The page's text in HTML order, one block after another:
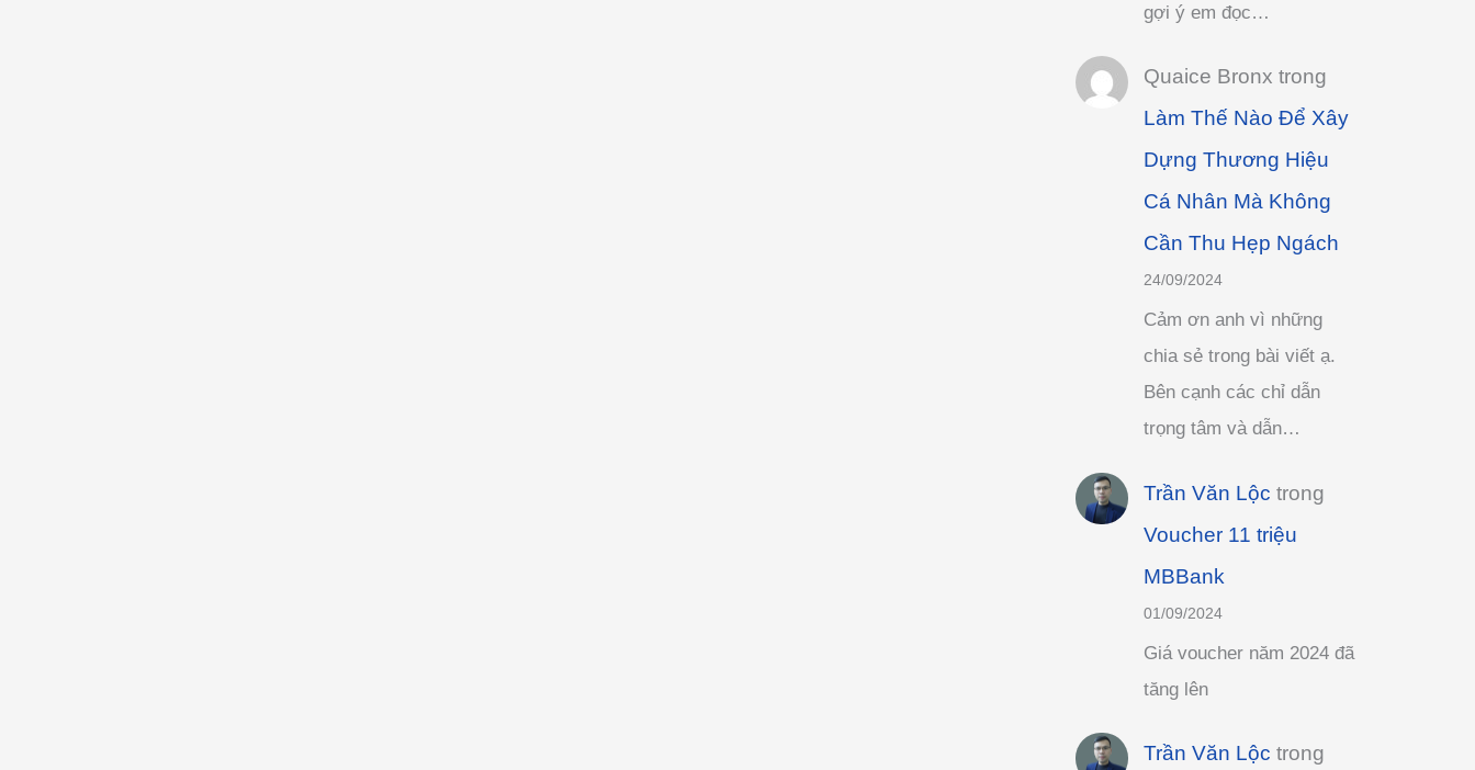
gợi ý em đọc…
Quaice Bronx trong
Làm Thế Nào Để Xây
Dựng Thương Hiệu
Cá Nhân Mà Không
Cần Thu Hẹp Ngách
24/09/2024
Cảm ơn anh vì những
chia sẻ trong bài viết ạ.
Bên cạnh các chỉ dẫn
trọng tâm và dẫn…
Trần Văn Lộc trong
Voucher 11 triệu
MBBank
01/09/2024
Giá voucher năm 2024 đã
tăng lên
Trần Văn Lộc trong